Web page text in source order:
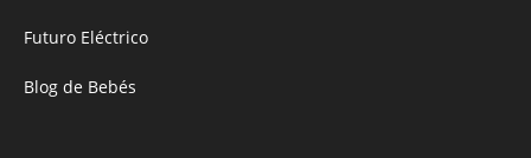
Futuro Eléctrico
Blog de Bebés